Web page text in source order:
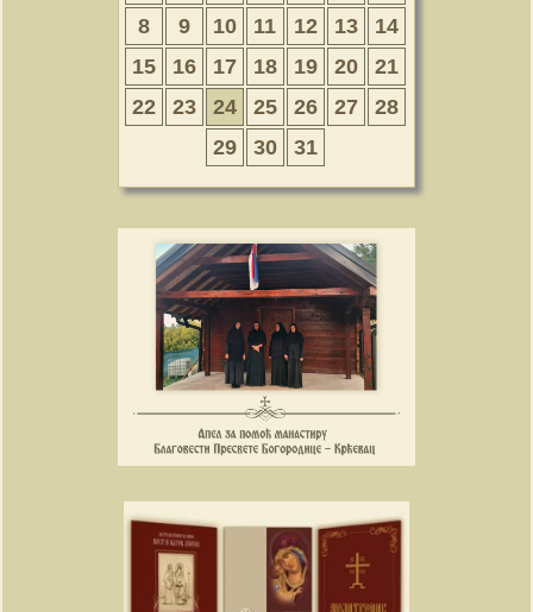
8
9 10 11 12 13
14
15
16 17 18 19 20
21
22
23 24 25 26 27
28
29
30 31